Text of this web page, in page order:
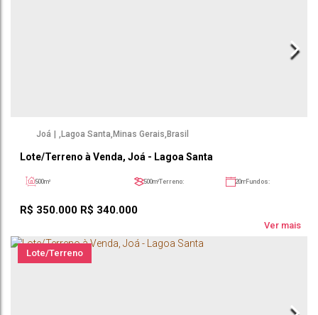
Lote/Terreno à Venda, Joá - Lagoa Santa
R$ 350.000 R$ 340.000
Joá Lagoa Santa Minas Gerais Brasil
500m² Terreno:
500m² Fundos:
20m
Ver mais
Lote/Terreno